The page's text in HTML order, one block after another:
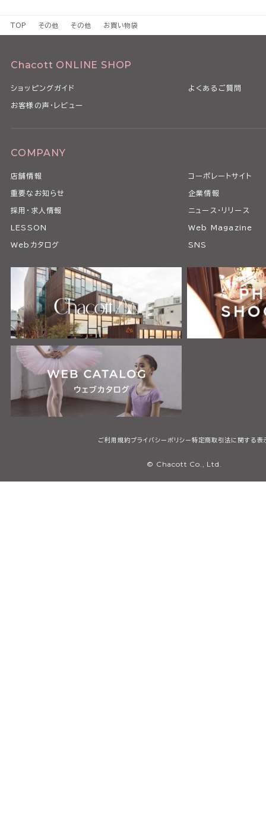
TOP その他 その他 お買い物袋
Chacott ONLINE SHOP
ショッピングガイド よくあるご質問
お客様の声・レビュー
COMPANY
店舗情報 コーポレートサイト
重要なお知らせ 企業情報
採用・求人情報 ニュース・リリース
LESSON Web Magazine
Webカタログ SNS
ご利用規約プライバシーポリシー特定商取引法に関する表
© Chacott Co., Ltd.